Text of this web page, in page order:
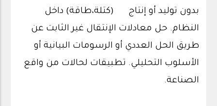
بدون توليد أو إنتاج (كتلة،طاقة) داخل
النظام. حل معادلات الإنتقال غير الثابت عن
طريق الحل العددي أو الرسومات البيانية أو
الأسلوب التحليلي. تطبيقات لحالات من واقع
الصناعة.